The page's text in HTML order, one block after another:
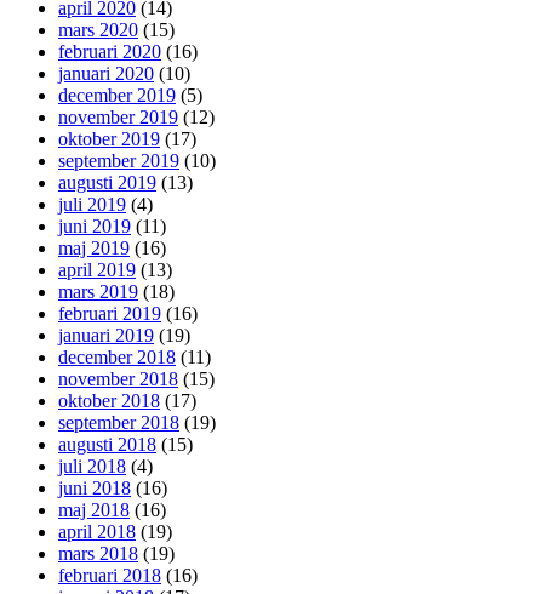
april 2020 (14)
mars 2020 (15)
februari 2020 (16)
januari 2020 (10)
december 2019 (5)
november 2019 (12)
oktober 2019 (17)
september 2019 (10)
augusti 2019 (13)
juli 2019 (4)
juni 2019 (11)
maj 2019 (16)
april 2019 (13)
mars 2019 (18)
februari 2019 (16)
januari 2019 (19)
december 2018 (11)
november 2018 (15)
oktober 2018 (17)
september 2018 (19)
augusti 2018 (15)
juli 2018 (4)
juni 2018 (16)
maj 2018 (16)
april 2018 (19)
mars 2018 (19)
februari 2018 (16)